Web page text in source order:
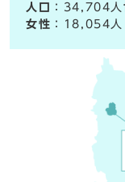
人口
：34,704人
女性 ：18,054人